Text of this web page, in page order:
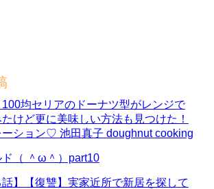
100均セリアのドーナツ型がレンジで
けど更に美味しい方法も見つけた！
ーション♡ 池田真子 doughnut cooking
（ ＾ω＾）part10
話】【復讐】実家近所で新居を探して